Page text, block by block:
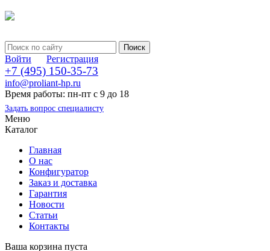
Войти Регистрация
+7 (495) 150-35-73
info@proliant-hp.ru
Время работы: пн-пт с 9 до 18
Задать вопрос специалисту
Меню
Каталог
Главная
О нас
Конфигуратор
Заказ и доставка
Гарантия
Новости
Статьи
Контакты
Ваша корзина пуста